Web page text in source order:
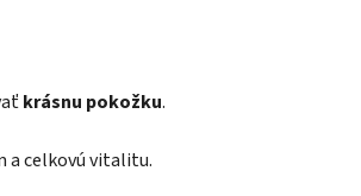
krásnu pokožku.
a celkovú vitalitu.